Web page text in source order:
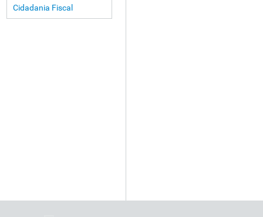
Cidadania Fiscal